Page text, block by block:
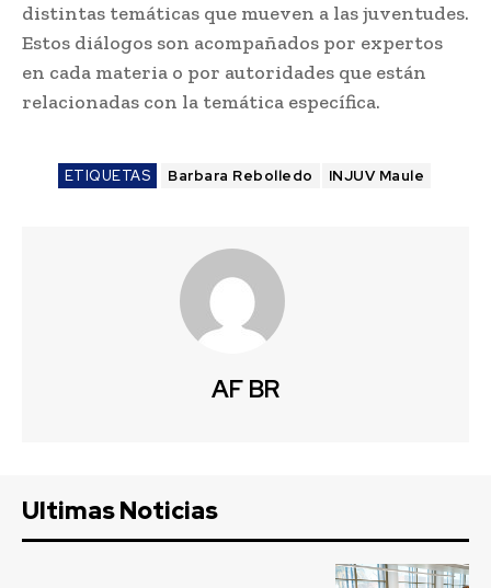
distintas temáticas que mueven a las juventudes.
Estos diálogos son acompañados por expertos
en cada materia o por autoridades que están
relacionadas con la temática específica.
ETIQUETAS Barbara Rebolledo INJUV Maule
AF BR
Ultimas Noticias